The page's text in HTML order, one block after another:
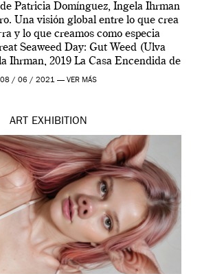
Patricia Domínguez, Ingela Ihrman
Una visión global entre lo que crea
y lo que creamos como especia
Seaweed Day: Gut Weed (Ulva
Ihrman, 2019 La Casa Encendida de
y la Wellcome […]
08 / 06 / 2021 — VER MÁS
ART EXHIBITION